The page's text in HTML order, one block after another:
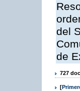
del
de
727
[